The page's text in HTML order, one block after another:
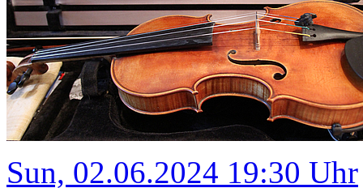
Sun, 02.06.2024 19:30 Uhr